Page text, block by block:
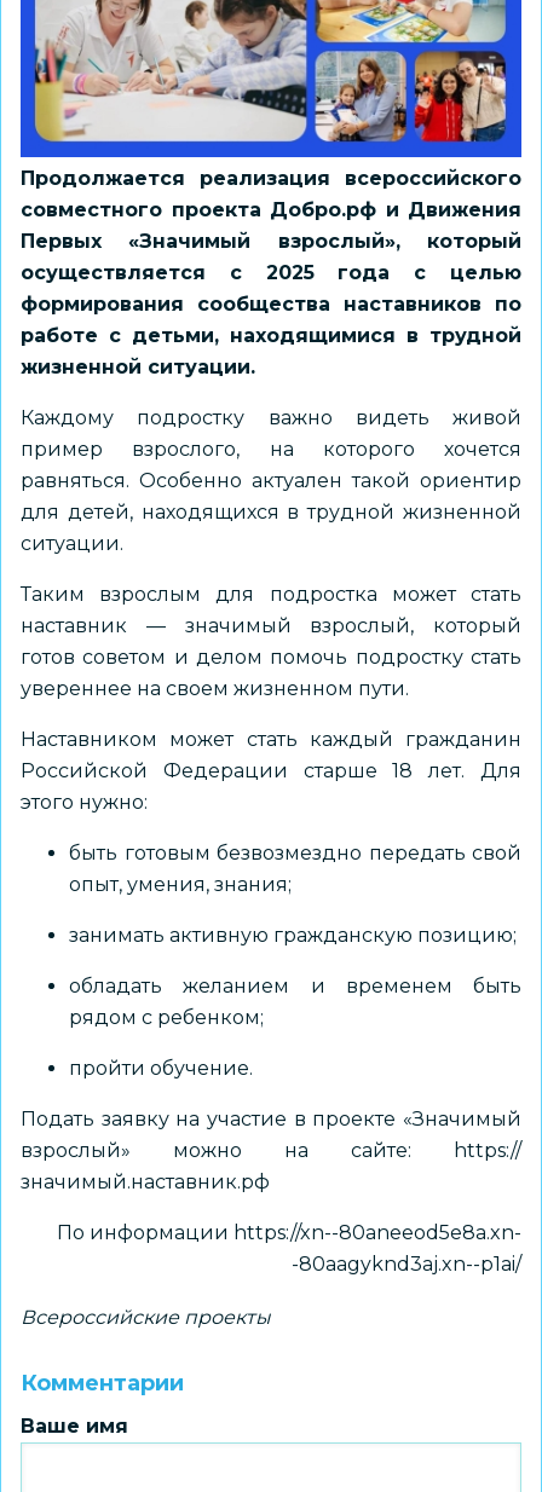
Продолжается реализация всероссийского
совместного проекта Добро.рф и Движения
Первых «Значимый взрослый», который
осуществляется с 2025 года с целью
формирования сообщества наставников по
работе с детьми, находящимися в трудной
жизненной ситуации.
Каждому подростку важно видеть живой
пример взрослого, на которого хочется
равняться. Особенно актуален такой ориентир
для детей, находящихся в трудной жизненной
ситуации.
Таким взрослым для подростка может стать
наставник — значимый взрослый, который
готов советом и делом помочь подростку стать
увереннее на своем жизненном пути.
Наставником может стать каждый гражданин
Российской Федерации старше 18 лет. Для
этого нужно:
быть готовым безвозмездно передать свой
опыт, умения, знания;
занимать активную гражданскую позицию;
обладать желанием и временем быть
рядом с ребенком;
пройти обучение.
Подать заявку на участие в проекте «Значимый
взрослый» можно на сайте:
https://
значимый.наставник.рф
По информации https://xn--80aneeod5e8a.xn-
-80aagyknd3aj.xn--p1ai/
Всероссийские проекты
Комментарии
Ваше имя